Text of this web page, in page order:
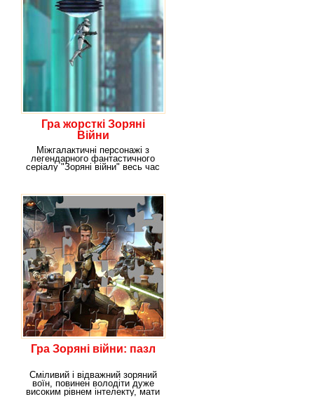
Гра жорсткі Зоряні
Війни
Міжгалактичні персонажі з
легендарного фантастичного
серіалу "Зоряні війни" весь час
Гра Зоряні війни: пазл
Сміливий і відважний зоряний
воїн, повинен володіти дуже
високим рівнем інтелекту, мати